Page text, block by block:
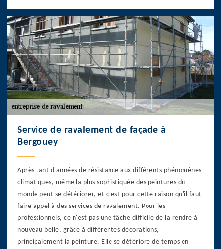
Service de ravalement de façade à
Bergouey
Après tant d'années de résistance aux différents phénomènes
climatiques, même la plus sophistiquée des peintures du
monde peut se détériorer, et c’est pour cette raison qu'il faut
faire appel à des services de ravalement. Pour les
professionnels, ce n'est pas une tâche difficile de la rendre à
nouveau belle, grâce à différentes décorations,
principalement la peinture. Elle se détériore de temps en